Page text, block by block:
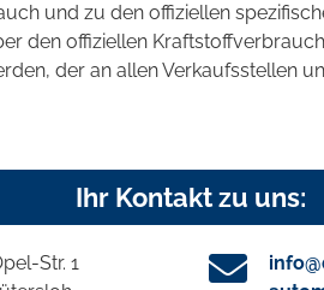
und zu den offiziellen
den offiziellen
der an allen Verkaufsstellen
Ihr Kontakt zu uns:
Str. 1